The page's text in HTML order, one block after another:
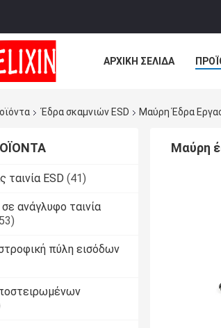
ΑΡΧΙΚΉ ΣΕΛΊΔΑ
Έδρα σκαμνιών ESD Μαύρη Έδρα
ταινία ESD (41)
ανάγλυφο ταινία
πύλη εισόδων
Μαύρη